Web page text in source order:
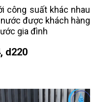
công suất khác nhau
được khách hàng
gia đình
d220